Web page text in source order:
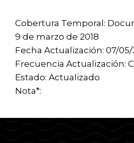
Cobertura Temporal:
9 de marzo de 2018
Fecha Actualización: 07/
Frecuencia Actualización:
Estado: Actualizado
Nota*: